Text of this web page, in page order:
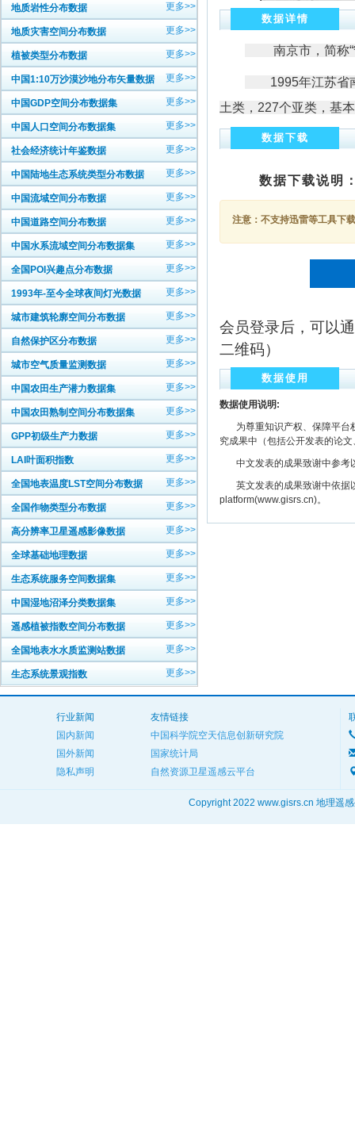
地质岩性分布数据 更多>>
地质灾害空间分布数据 更多>>
植被类型分布数据 更多>>
中国1:10万沙漠沙地分布矢量数据 更多>>
中国GDP空间分布数据集 更多>>
中国人口空间分布数据集 更多>>
社会经济统计年鉴数据 更多>>
中国陆地生态系统类型分布数据 更多>>
中国流域空间分布数据 更多>>
中国道路空间分布数据 更多>>
中国水系流域空间分布数据集 更多>>
全国POI兴趣点分布数据 更多>>
1993年-至今全球夜间灯光数据 更多>>
城市建筑轮廓空间分布数据 更多>>
自然保护区分布数据 更多>>
城市空气质量监测数据 更多>>
中国农田生产潜力数据集 更多>>
中国农田熟制空间分布数据集 更多>>
GPP初级生产力数据 更多>>
LAI叶面积指数 更多>>
全国地表温度LST空间分布数据 更多>>
全国作物类型分布数据 更多>>
高分辨率卫星遥感影像数据 更多>>
全球基础地理数据 更多>>
生态系统服务空间数据集 更多>>
中国湿地沼泽分类数据集 更多>>
遥感植被指数空间分布数据 更多>>
全国地表水水质监测站数据 更多>>
生态系统景观指数 更多>>
数据详情
南京市，简称“宁
1995年江苏省
土类，227个亚类，基
数据下载
数据下载说明
注意：不支持迅雷等工具下
会员登录后，可以
二维码）
数据使用
数据使用说明:
为尊重知识产权、保障平台
究成果中（包括公开发表的论
中文发表的成果致谢中参考
英文发表的成果致谢中依据
platform(www.gisrs.cn)。
行业新闻
国内新闻
国外新闻
隐私声明
友情链接
中国科学院空天信息创新研究院
国家统计局
自然资源卫星遥感云平台
Copyright 2022 www.gisrs.cn 地理遥